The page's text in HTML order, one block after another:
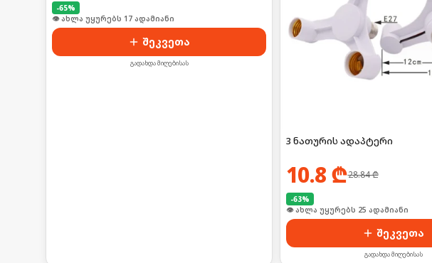
-65%
👁 ახლა უყურებს 17 ადამიანი
შეკვეთა
გადახდა მიღებისას
3 ნათურის ადაპტერი
10.8₾28.84₾
-63%
👁 ახლა უყურებს 25 ადამიანი
შეკვეთა
გადახდა მიღებისას